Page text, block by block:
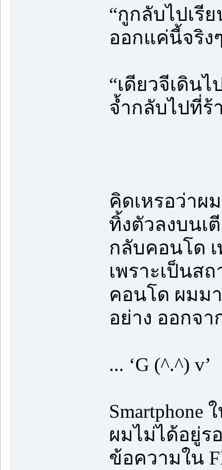
“กูกลับไปเรี
ออกแค่นี้จริง
“เดียวจีเดิน
จ้ำกลับไปที่ร้
คิดเหรอว่าผ
ทิ้งตัวลงบนเ
กลับคอนโด
เพราะเป็นส
คอนโด ผมม
อย่าง ออกจ
... ‘G (^.^) v’
Smartphone
ผมไม่ได้อยู่ร
ข้อความใน